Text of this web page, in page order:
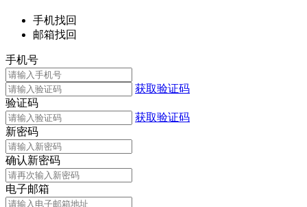
手机找回
邮箱找回
手机号
获取验证码
验证码
获取验证码
新密码
确认新密码
电子邮箱